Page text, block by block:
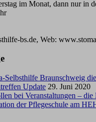
im Monat, dann nur in
bs.de, Web:
Selbsthilfe Braunschweig
Update 29. Juni 2020
bei Veranstaltungen –
der Pflegeschule am